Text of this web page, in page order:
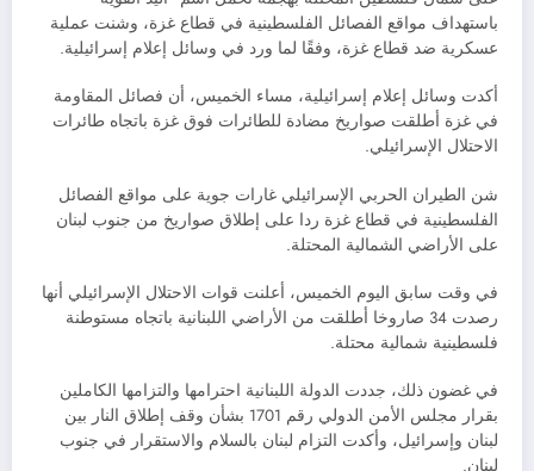
باستهداف مواقع الفصائل الفلسطينية في قطاع غزة، وشنت عملية
عسكرية ضد قطاع غزة، وفقًا لما ورد في وسائل إعلام إسرائيلية.
أكدت وسائل إعلام إسرائيلية، مساء الخميس، أن فصائل المقاومة
في غزة أطلقت صواريخ مضادة للطائرات فوق غزة باتجاه طائرات
الاحتلال الإسرائيلي.
شن الطيران الحربي الإسرائيلي غارات جوية على مواقع الفصائل
الفلسطينية في قطاع غزة ردا على إطلاق صواريخ من جنوب لبنان
على الأراضي الشمالية المحتلة.
في وقت سابق اليوم الخميس، أعلنت قوات الاحتلال الإسرائيلي أنها
رصدت 34 صاروخا أطلقت من الأراضي اللبنانية باتجاه مستوطنة
فلسطينية شمالية محتلة.
في غضون ذلك، جددت الدولة اللبنانية احترامها والتزامها الكاملين
بقرار مجلس الأمن الدولي رقم 1701 بشأن وقف إطلاق النار بين
لبنان وإسرائيل، وأكدت التزام لبنان بالسلام والاستقرار في جنوب
لبنان.